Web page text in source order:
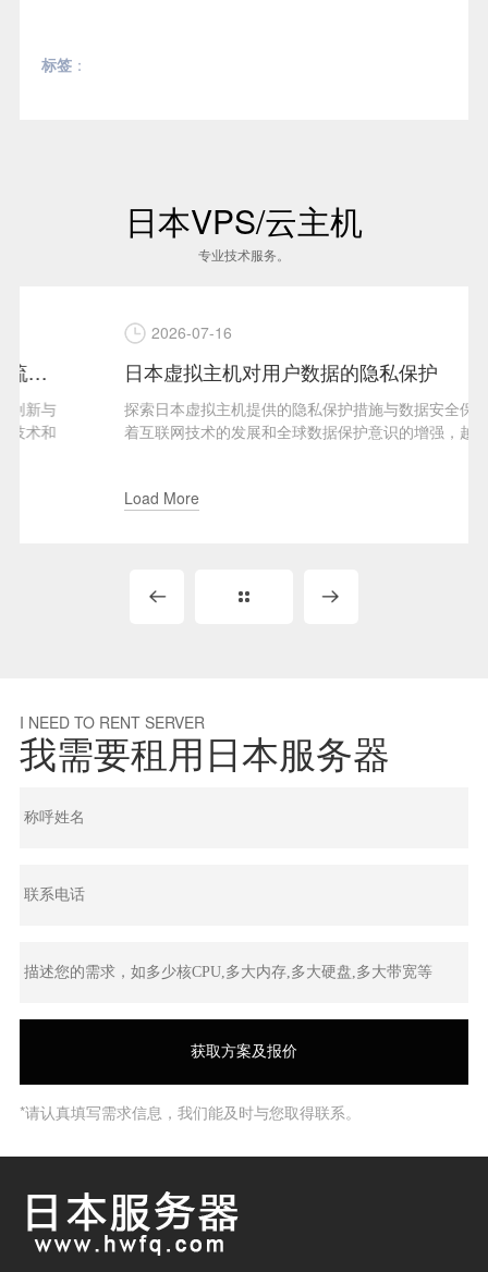
标签：
日本VPS/云主机
专业技术服务。
2026-07-16
日本虚拟主机对用户数据的隐私保护
探索日本虚拟主机提供的隐私保护措施与数据安全保障随
着互联网技术的发展和全球数据保护意识的增强，越来越
Load More
I NEED TO RENT SERVER
我需要租用日本服务器
*请认真填写需求信息，我们能及时与您取得联系。